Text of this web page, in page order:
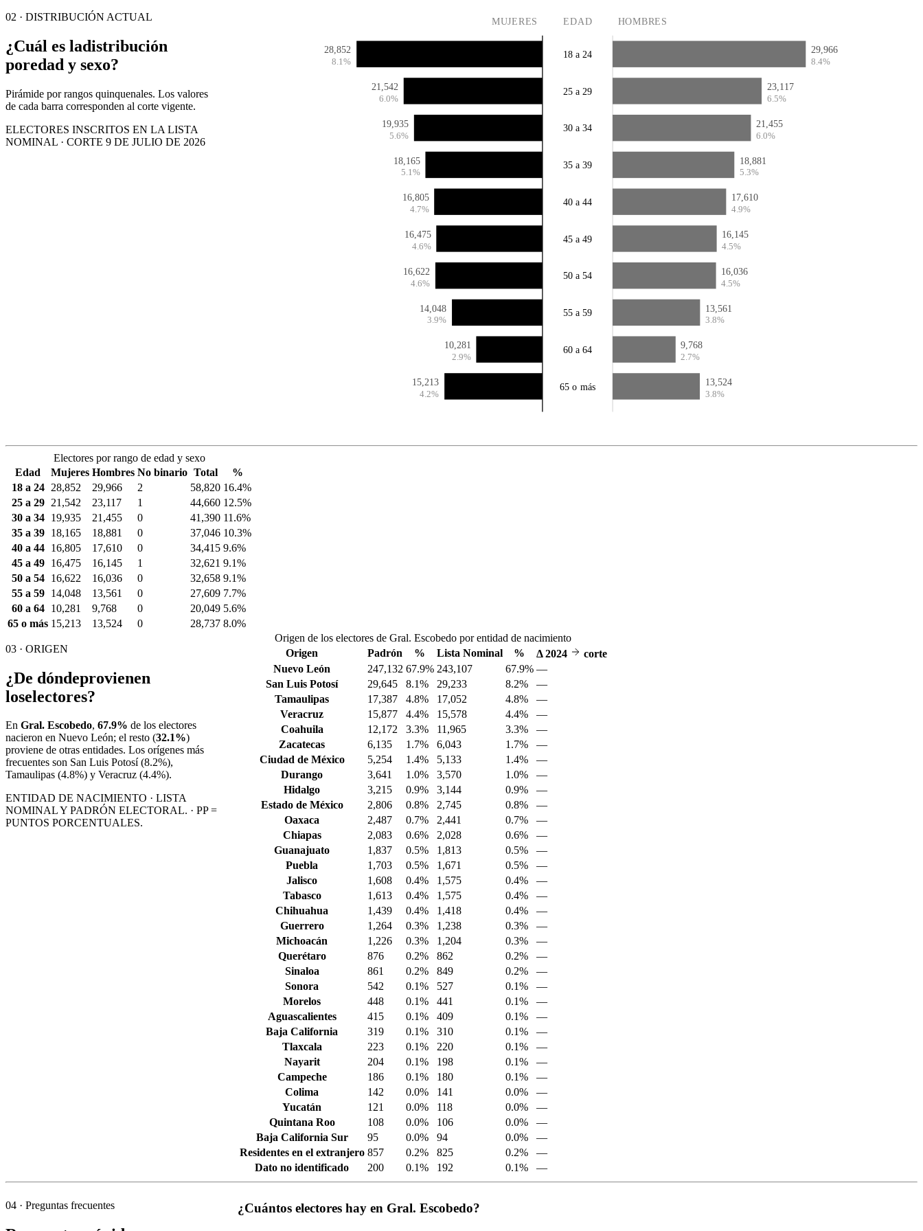
02 · DISTRIBUCIÓN ACTUAL
¿Cuál es ladistribución
poredad y sexo?
Pirámide por rangos quinquenales. Los valores
de cada barra corresponden al corte vigente.
ELECTORES INSCRITOS EN LA LISTA
NOMINAL · CORTE 9 DE JULIO DE 2026
MUJERES EDAD HOMBRES
28,852
8.1%
29,966
8.4%
18 a 24
21,542
6.0%
23,117
6.5%
25 a 29
19,935
5.6%
21,455
6.0%
30 a 34
18,165
5.1%
18,881
5.3%
35 a 39
16,805
4.7%
17,610
4.9%
40 a 44
16,475
4.6%
16,145
4.5%
45 a 49
16,622
4.6%
16,036
4.5%
50 a 54
14,048
3.9%
13,561
3.8%
55 a 59
10,281
2.9%
9,768
2.7%
60 a 64
15,213
4.2%
13,524
3.8%
65 o más
Electores por rango de edad y sexo
Edad
Mujeres Hombres No binario Total
%
18 a 24
28,852 29,966 2 58,820 16.4%
25 a 29
21,542 23,117 1 44,660 12.5%
30 a 34
19,935 21,455 0 41,390 11.6%
35 a 39
18,165 18,881 0 37,046 10.3%
40 a 44
16,805 17,610 0 34,415 9.6%
45 a 49
16,475 16,145 1 32,621 9.1%
50 a 54
16,622 16,036 0 32,658 9.1%
55 a 59
14,048 13,561 0 27,609 7.7%
60 a 64
10,281 9,768 0 20,049 5.6%
65 o más 15,213 13,524 0 28,737 8.0%
03 · ORIGEN
¿De dóndeprovienen
loselectores?
En Gral. Escobedo, 67.9% de los electores
nacieron en Nuevo León; el resto (32.1%)
proviene de otras entidades. Los orígenes más
frecuentes son San Luis Potosí (8.2%),
Tamaulipas (4.8%) y Veracruz (4.4%).
ENTIDAD DE NACIMIENTO · LISTA
NOMINAL Y PADRÓN ELECTORAL. · PP =
PUNTOS PORCENTUALES.
Origen de los electores de Gral. Escobedo por entidad de nacimiento
Origen
Padrón % Lista Nominal % Δ2024
corte
Nuevo León
247,132 67.9% 243,107 67.9% —
San Luis Potosí
29,645 8.1% 29,233 8.2%
—
Tamaulipas
17,387 4.8% 17,052 4.8%
—
Veracruz
15,877 4.4% 15,578 4.4%
—
Coahuila
12,172 3.3% 11,965 3.3%
—
Zacatecas
6,135 1.7% 6,043 1.7%
—
Ciudad de México
5,254 1.4% 5,133 1.4%
—
Durango
3,641 1.0% 3,570 1.0%
—
Hidalgo
3,215 0.9% 3,144 0.9%
—
Estado de México
2,806 0.8% 2,745 0.8%
—
Oaxaca
2,487 0.7% 2,441 0.7%
—
Chiapas
2,083 0.6% 2,028 0.6%
—
Guanajuato
1,837 0.5% 1,813 0.5%
—
Puebla
1,703 0.5% 1,671 0.5%
—
Jalisco
1,608 0.4% 1,575 0.4%
—
Tabasco
1,613 0.4% 1,575 0.4%
—
Chihuahua
1,439 0.4% 1,418 0.4%
—
Guerrero
1,264 0.3% 1,238 0.3%
—
Michoacán
1,226 0.3% 1,204 0.3%
—
Querétaro
876 0.2% 862 0.2%
—
Sinaloa
861 0.2% 849 0.2%
—
Sonora
542 0.1% 527 0.1%
—
Morelos
448 0.1% 441 0.1%
—
Aguascalientes
415 0.1% 409 0.1%
—
Baja California
319 0.1% 310 0.1%
—
Tlaxcala
223 0.1% 220 0.1%
—
Nayarit
204 0.1% 198 0.1%
—
Campeche
186 0.1% 180 0.1%
—
Colima
142 0.0% 141 0.0%
—
Yucatán
121 0.0% 118 0.0%
—
Quintana Roo
108 0.0% 106 0.0%
—
Baja California Sur
95 0.0% 94 0.0%
—
Residentes en el extranjero 857 0.2% 825 0.2%
—
Dato no identificado
200 0.1% 192 0.1% —
04 · Preguntas frecuentes ¿Cuántos electores hay en Gral. Escobedo?